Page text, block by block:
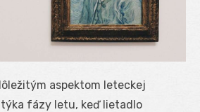
aspektom leteckej
fázy letu, keď lietadlo